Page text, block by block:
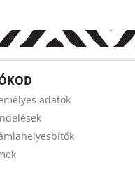
adatok